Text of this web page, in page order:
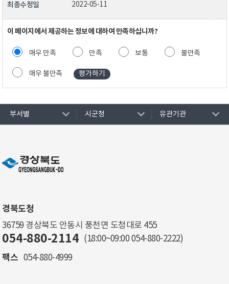
최종수정일 2022-05-11
이 페이지에서 제공하는 정보에 대하여 만족하십니까?
매우 만족 만족 보통 불만족
매우 불만족
부서별 시군청 유관기관
경북도청
36759 경상북도 안동시 풍천면 도청대로 455
054-880-2114 (18:00~09:00 054-880-2222)
팩스 054-880-4999